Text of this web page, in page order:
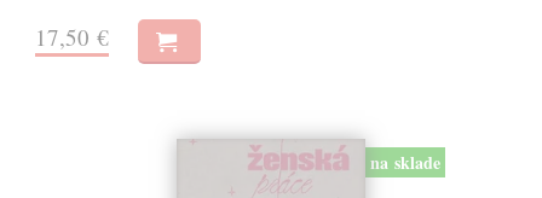
17,50 €
na sklade